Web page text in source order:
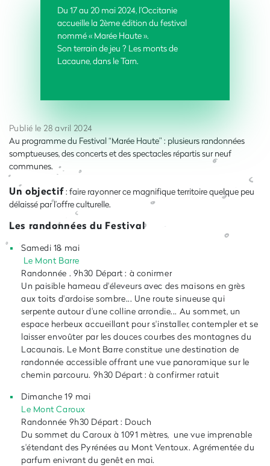
Du 17 au 20 mai 2024, l’Occitanie
accueille la 2ème édition du festival
nommé « Marée Haute».
Son terrain de jeu ? Les monts de
Lacaune, dans le Tarn.
Publié le 28 avril 2024
Au programme du Festival “Marée Haute” : plusieurs randonnées
somptueuses, des concerts et des spectacles répartis sur neuf
communes.
Un objectif: faire rayonner ce magnifique territoire quelque peu
délaissé par l’offre culturelle.
Les randonnées du Festival
Samedi 18 mai
Le Mont Barre
Randonnée . 9h30 Départ : à conirmer
Un paisible hameau d'éleveurs avec des maisons en grès
aux toits d'ardoise sombre... Une route sinueuse qui
serpente autour d'une colline arrondie... Au sommet, un
espace herbeux accueillant pour s'installer, contempler et se
laisser envoûter par les douces courbes des montagnes du
Lacaunais. Le Mont Barre constitue une destination de
randonnée accessible offrant une vue panoramique sur le
chemin parcouru. 9h30 Départ : à confirmer ratuit
Dimanche 19 mai
Le Mont Caroux
Randonnée 9h30 Départ : Douch
Du sommet du Caroux à 1091 mètres, une vue imprenable
s'étendant des Pyrénées au Mont Ventoux. Agrémentée du
parfum enivrant du genêt en mai.